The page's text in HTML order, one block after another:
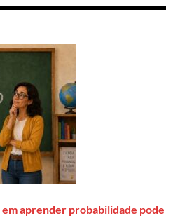
em aprender probabilidade pode